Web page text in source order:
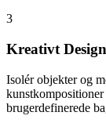
3
Kreativt
Isolér objekter og
brugerdefinerede